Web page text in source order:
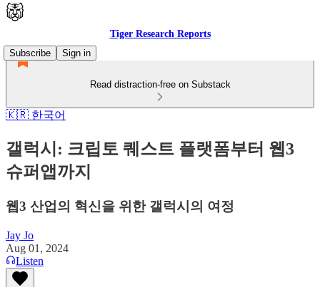
Tiger Research Reports
Subscribe
Sign in
Read distraction-free on Substack
🇰🇷 한국어
갤럭시: 크립토 퀘스트 플랫폼부터 웹3
슈퍼앱까지
웹3 산업의 혁신을 위한 갤럭시의 여정
Jay Jo
Aug 01, 2024
Listen